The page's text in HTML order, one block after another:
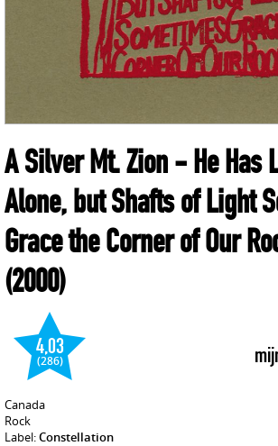
A Silver Mt. Zion- He Has
Alone, but Shafts of Light
Grace the Corner of Our
(2000)
4,03
(286)
Canada
Rock
Label:Constellation